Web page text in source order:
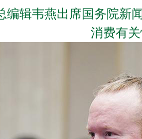
编辑韦燕出席国务院新
消费有